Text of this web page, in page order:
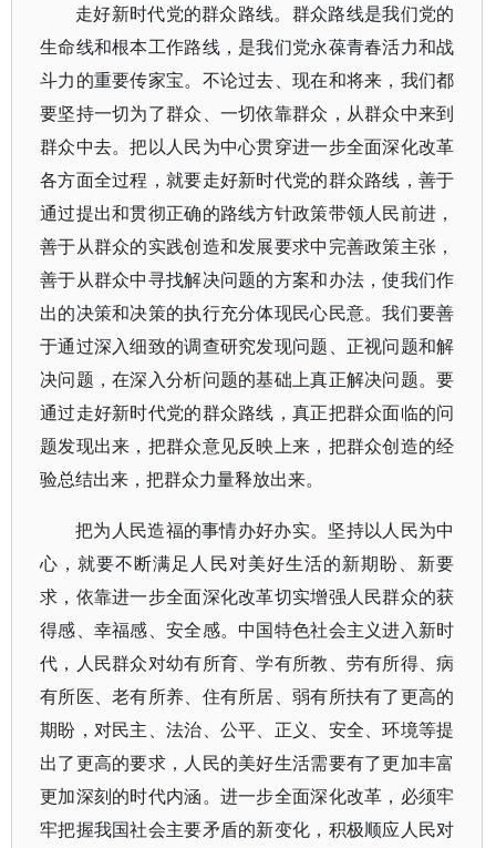
走好新时代党的群众路线。群众路线是我们党的
生命线和根本工作路线，是我们党永葆青春活力和战
斗力的重要传家宝。不论过去、现在和将来，我们都
要坚持一切为了群众、一切依靠群众，从群众中来到
群众中去。把以人民为中心贯穿进一步全面深化改革
各方面全过程，就要走好新时代党的群众路线，善于
通过提出和贯彻正确的路线方针政策带领人民前进，
善于从群众的实践创造和发展要求中完善政策主张，
善于从群众中寻找解决问题的方案和办法，使我们作
出的决策和决策的执行充分体现民心民意。我们要善
于通过深入细致的调查研究发现问题、正视问题和解
决问题，在深入分析问题的基础上真正解决问题。要
通过走好新时代党的群众路线，真正把群众面临的问
题发现出来，把群众意见反映上来，把群众创造的经
验总结出来，把群众力量释放出来。
把为人民造福的事情办好办实。坚持以人民为中
心，就要不断满足人民对美好生活的新期盼、新要
求，依靠进一步全面深化改革切实增强人民群众的获
得感、幸福感、安全感。中国特色社会主义进入新时
代，人民群众对幼有所育、学有所教、劳有所得、病
有所医、老有所养、住有所居、弱有所扶有了更高的
期盼，对民主、法治、公平、正义、安全、环境等提
出了更高的要求，人民的美好生活需要有了更加丰富
更加深刻的时代内涵。进一步全面深化改革，必须牢
牢把握我国社会主要矛盾的新变化，积极顺应人民对